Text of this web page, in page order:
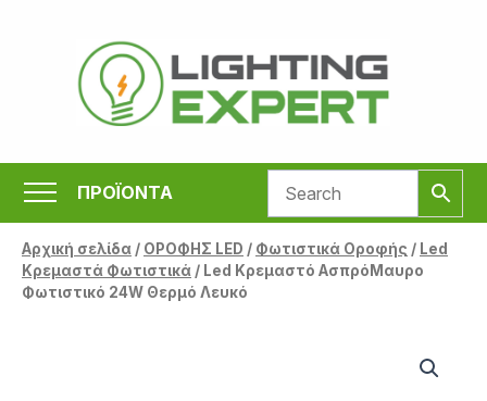
περιεχόμενο
ΠΡΟΪΟΝΤΑ
Αρχική σελίδα/ ΟΡΟΦΗΣ LED / Φωτιστικά Οροφής / Led
Κρεμαστά Φωτιστικά/ Led Κρεμαστό ΑσπρόΜαυρο
Φωτιστικό 24W Θερμό Λευκό